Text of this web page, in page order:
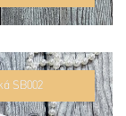
SB002